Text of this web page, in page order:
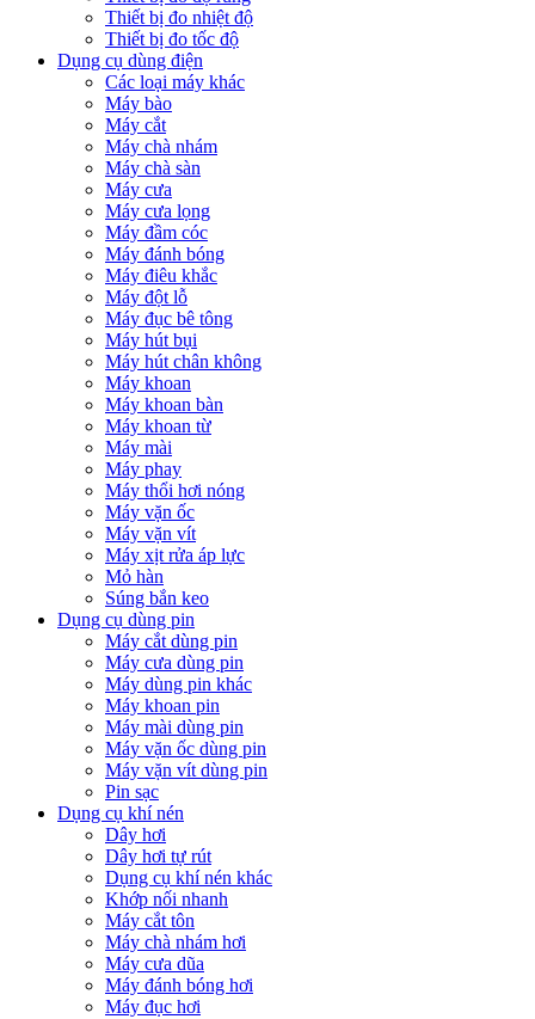
Thiết bị đo nhiệt độ
Thiết bị đo tốc độ
Dụng cụ dùng điện
Các loại máy khác
Máy bào
Máy cắt
Máy chà nhám
Máy chà sàn
Máy cưa
Máy cưa lọng
Máy đầm cóc
Máy đánh bóng
Máy điêu khắc
Máy đột lỗ
Máy đục bê tông
Máy hút bụi
Máy hút chân không
Máy khoan
Máy khoan bàn
Máy khoan từ
Máy mài
Máy phay
Máy thổi hơi nóng
Máy vặn ốc
Máy vặn vít
Máy xịt rửa áp lực
Mỏ hàn
Súng bắn keo
Dụng cụ dùng pin
Máy cắt dùng pin
Máy cưa dùng pin
Máy dùng pin khác
Máy khoan pin
Máy mài dùng pin
Máy vặn ốc dùng pin
Máy vặn vít dùng pin
Pin sạc
Dụng cụ khí nén
Dây hơi
Dây hơi tự rút
Dụng cụ khí nén khác
Khớp nối nhanh
Máy cắt tôn
Máy chà nhám hơi
Máy cưa dũa
Máy đánh bóng hơi
Máy đục hơi